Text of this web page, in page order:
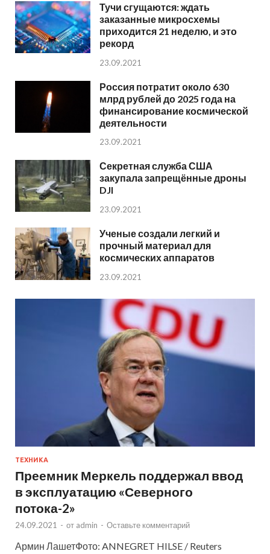
Тучи сгущаются: ждать
заказанные микросхемы
приходится 21 неделю, и это
рекорд
23.09.2021
Россия потратит около 630
млрд рублей до 2025 года на
финансирование космической
деятельности
23.09.2021
Секретная служба США
закупала запрещённые дроны
DJI
23.09.2021
Ученые создали легкий и
прочный материал для
космических аппаратов
23.09.2021
ТЕХНИКА
Преемник Меркель поддержал ввод
в эксплуатацию «Северного
потока-2»
24.09.2021 - от admin - Оставьте комментарий
Армин ЛашетФото: ANNEGRET HILSE / Reuters